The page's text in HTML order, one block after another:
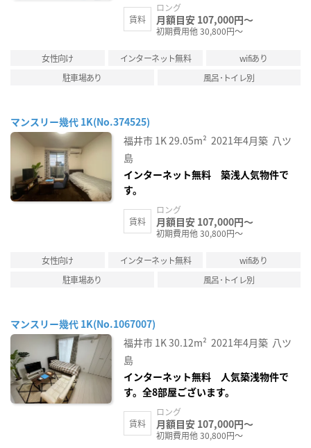
賃料
ロング
月額目安 107,000円～
初期費用他 30,800円～
女性向け インターネット無料
wifiあり
駐車場あり
風呂･トイレ別
マンスリー幾代 1K(No.374525)
福井市 1K29.05m² 2021年4月築 八ツ
島
インターネット無料 築浅人気物件で
す。
賃料
ロング
月額目安 107,000円～
初期費用他 30,800円～
女性向け インターネット無料
wifiあり
駐車場あり
風呂･トイレ別
マンスリー幾代 1K(No.1067007)
福井市 1K30.12m² 2021年4月築 八ツ
島
インターネット無料 人気築浅物件で
す。全8部屋ございます。
賃料
ロング
月額目安 107,000円～
初期費用他 30,800円～